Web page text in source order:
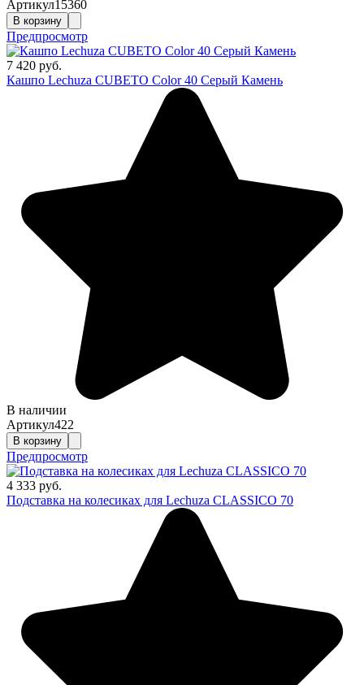
Артикул15360
В корзину
Предпросмотр
7 420 руб.
Кашпо Lechuza CUBETO Color 40 Серый Камень
В наличии
Артикул422
В корзину
Предпросмотр
4 333 руб.
Подставка на колесиках для Lechuza CLASSICO 70